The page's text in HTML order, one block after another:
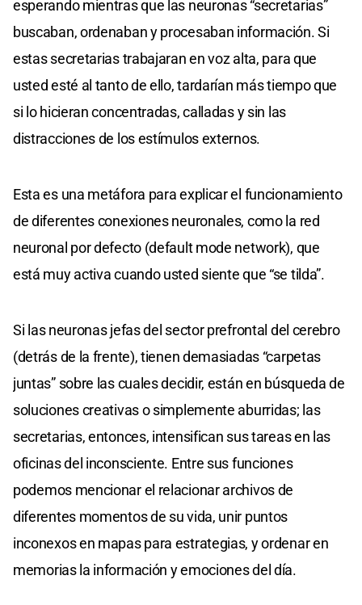
esperando mientras que las neuronas “secretarias”
buscaban, ordenaban y procesaban información. Si
estas secretarias trabajaran en voz alta, para que
usted esté al tanto de ello, tardarían más tiempo que
si lo hicieran concentradas, calladas y sin las
distracciones de los estímulos externos.
Esta es una metáfora para explicar el funcionamiento
de diferentes conexiones neuronales, como la red
neuronal por defecto (default mode network), que
está muy activa cuando usted siente que “se tilda”.
Si las neuronas jefas del sector prefrontal del cerebro
(detrás de la frente), tienen demasiadas “carpetas
juntas” sobre las cuales decidir, están en búsqueda de
soluciones creativas o simplemente aburridas; las
secretarias, entonces, intensifican sus tareas en las
oficinas del inconsciente. Entre sus funciones
podemos mencionar el relacionar archivos de
diferentes momentos de su vida, unir puntos
inconexos en mapas para estrategias, y ordenar en
memorias la información y emociones del día.